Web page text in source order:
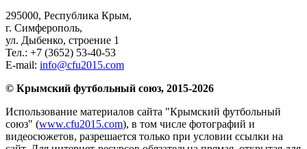
295000, Республика Крым,
г. Симферополь,
ул. Дыбенко, строение 1
Тел.: +7 (3652) 53-40-53
E-mail: info@cfu2015.com
© Крымский футбольный союз, 2015-2026
Использование материалов сайта "Крымский футбольный
союз" (www.cfu2015.com), в том числе фотографий и
видеосюжетов, разрешается только при условии ссылки на